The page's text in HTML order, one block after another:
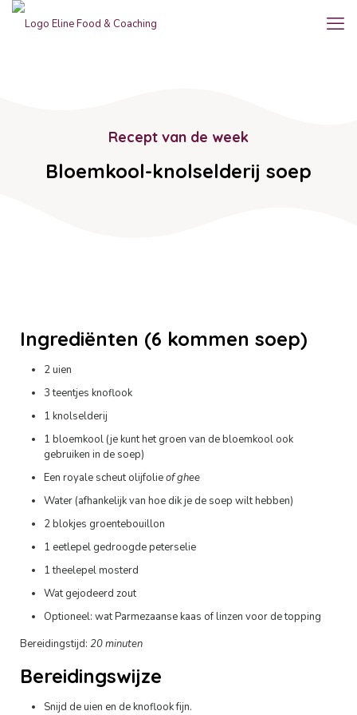
Recept van de week
Bloemkool-knolselderij soep
Ingrediënten (6 kommen soep)
2 uien
3 teentjes knoflook
1 knolselderij
1 bloemkool (je kunt het groen van de bloemkool ook
gebruiken in de soep)
Een royale scheut olijfolieof ghee
Water (afhankelijk van hoe dik je de soep wilt hebben)
2 blokjes groentebouillon
1 eetlepel gedroogde peterselie
1 theelepel mosterd
Wat gejodeerd zout
Optioneel: wat Parmezaanse kaas of linzen voor de topping
Bereidingstijd: 20 minuten
Bereidingswijze
Snijd de uien en de knoflook fijn.